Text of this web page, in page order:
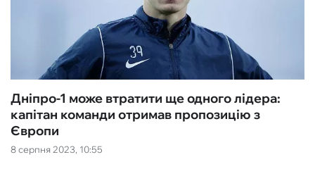
8 серпня 2023, 10:55
Дніпро-1 може втратити ще одного лідера:
капітан команди отримав пропозицію з
Європи